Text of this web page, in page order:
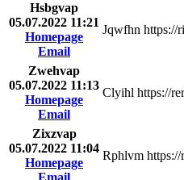
Hsbgvap
05.07.2022 11:21
Homepage
Email
Jqwfhn https://
Zwehvap
05.07.2022 11:13
Homepage
Email
Clyihl https://
Zixzvap
05.07.2022 11:04
Homepage
Rphlvm